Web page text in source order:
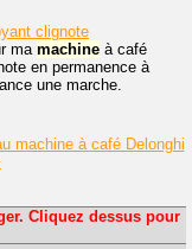
clignote
mamachine à café
en permanence à
une marche.
machine à café Delonghi
Cliquez dessus pour